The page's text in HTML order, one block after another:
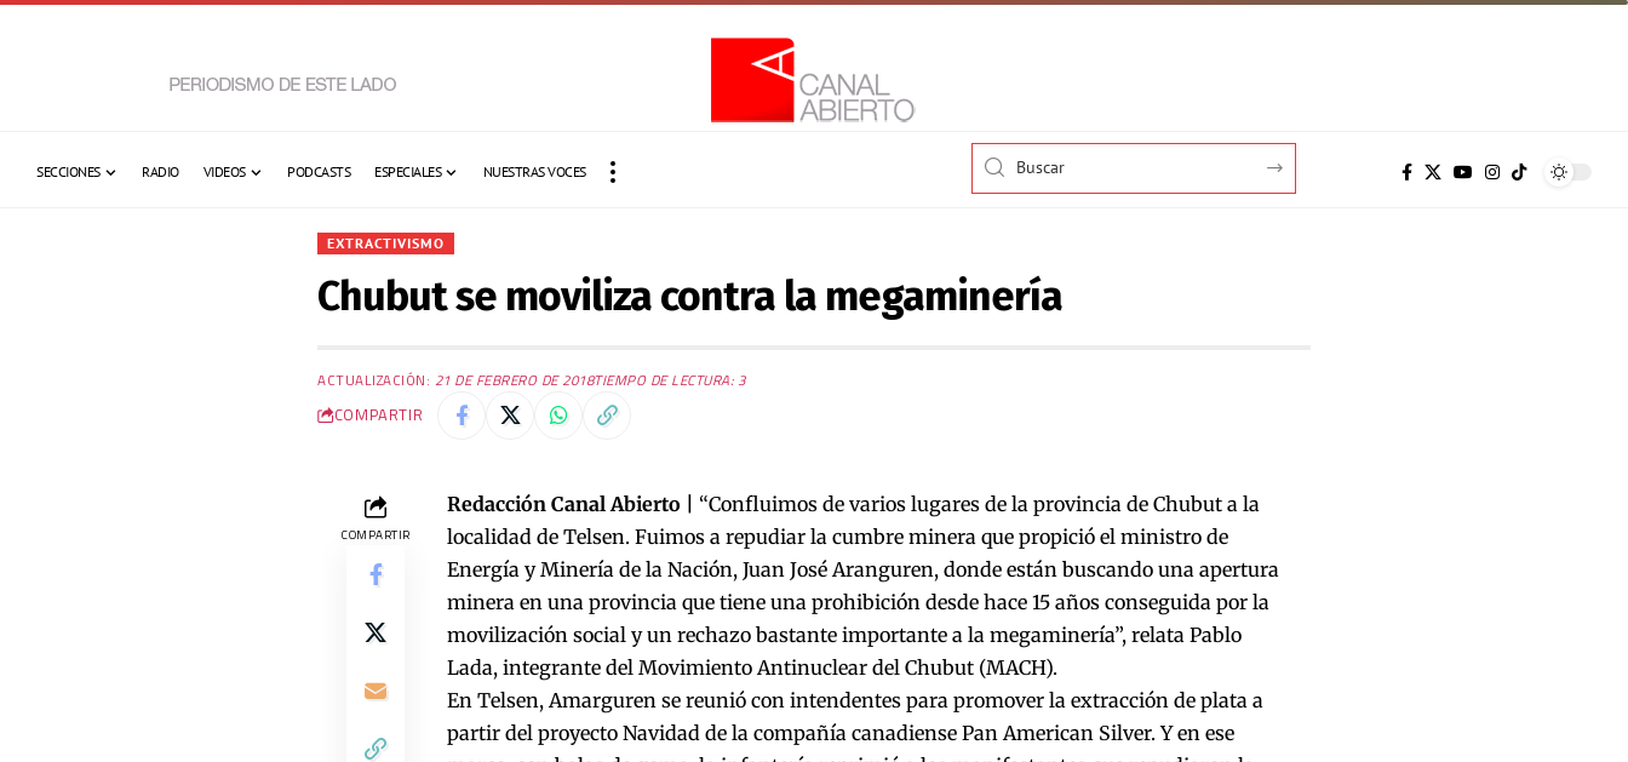
SECCIONES RADIO VIDEOS PODCASTS ESPECIALES NUESTRAS VOCES
EXTRACTIVISMO
Chubut se moviliza contra la megaminería
ACTUALIZACIÓN: 21 DE FEBRERO DE 2018TIEMPO DE LECTURA: 3
COMPARTIR
COMPARTIR
Redacción Canal Abierto |
“Confluimos de varios lugares de la provincia de Chubut a la
localidad de Telsen. Fuimos a repudiar la cumbre minera que propició el ministro de
Energía y Minería de la Nación, Juan José Aranguren, donde están buscando una apertura
minera en una provincia que tiene una prohibición desde hace 15 años conseguida por la
movilización social y un rechazo bastante importante a la megaminería”, relata Pablo
Lada, integrante del Movimiento Antinuclear del Chubut (MACH).
En Telsen, Amarguren se reunió con intendentes para promover la extracción de plata a
partir del proyecto Navidad de la compañía canadiense Pan American Silver. Y en ese